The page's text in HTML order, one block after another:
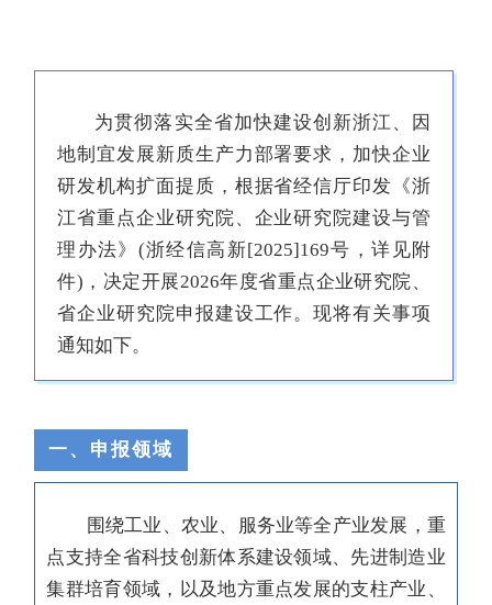
为贯彻落实全省加快建设创新浙江、因
地制宜发展新质生产力部署要求，加快企业
研发机构扩面提质，根据省经信厅印发《浙
江省重点企业研究院、企业研究院建设与管
理办法》(浙经信高新[2025]169号，详见附
件)，决定开展2026年度省重点企业研究院、
省企业研究院申报建设工作。现将有关事项
通知如下。
一、申报领域
围绕工业、农业、服务业等全产业发展，重
点支持全省科技创新体系建设领域、先进制造业
集群培育领域，以及地方重点发展的支柱产业、